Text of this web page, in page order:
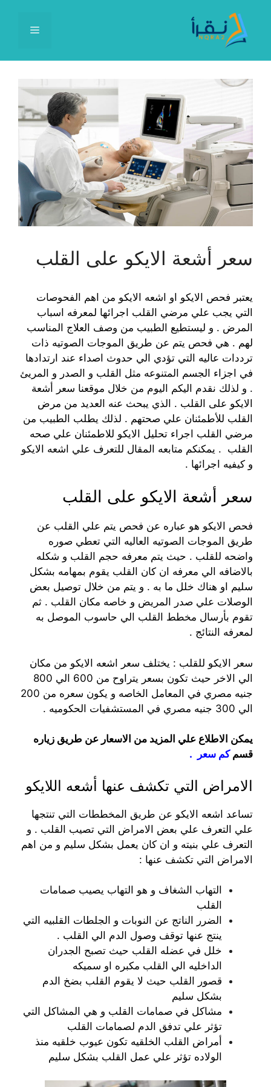
المحتوى
القائمة
سعر أشعة الايكو على القلب
يعتبر فحص الايكو او اشعه الايكو من اهم الفحوصات
التي يجب علي مرضي القلب اجرائها لمعرفه اسباب
المرض . و ليستطيع الطبيب من وصف العلاج المناسب
لهم . هي فحص يتم عن طريق الموجات الصوتيه ذات
ترددات عاليه التي تؤدي الي حدوث اصداء عند ارتدادها
في اجزاء الجسم المتنوعه مثل القلب و الصدر و المريئ
. و لذلك نقدم اليكم اليوم من خلال موقعنا سعر أشعة
الايكو على القلب . الذي يبحث عنه العديد من مرض
القلب للأطمئنان علي صحتهم . لذلك يطلب الطبيب من
مرضي القلب اجراء تحليل الايكو للاطمئنان علي صحه
القلب . يمكنكم متابعه المقال للتعرف علي اشعه الايكو
و كيفيه اجرائها .
سعر أشعة الايكو على القلب
فحص الايكو هو عباره عن فحص يتم علي القلب عن
طريق الموجات الصوتيه العاليه التي تعطي صوره
واضحه للقلب . حيث يتم معرفه حجم القلب و شكله
بالاضافه الي معرفه ان كان القلب يقوم بمهامه بشكل
سليم او هناك خلل ما به . و يتم من خلال توصيل بعض
الوصلات علي صدر المريض و خاصه مكان القلب . ثم
تقوم بأرسال مخطط القلب الي حاسوب الموصل به
لمعرفه النتائج .
سعر الايكو للقلب : يختلف سعر اشعه الايكو من مكان
الي الاخر حيث تكون بسعر يتراوح من 600 الي 800
جنيه مصري في المعامل الخاصه و يكون سعره من 200
الي 300 جنيه مصري في المستشفيات الحكوميه .
يمكن الاطلاع علي المزيد من الاسعار عن طريق زياره
قسمكم سعر .
الامراض التي تكشف عنها أشعه اللايكو
تساعد اشعه الايكو عن طريق المخططات التي تنتجها
علي التعرف علي بعض الامراض التي تصيب القلب . و
التعرف علي بنيته و ان كان يعمل بشكل سليم و من اهم
الامراض التي تكشف عنها :
التهاب الشغاف و هو التهاب يصيب صمامات
القلب
الضرر الناتج عن النوبات و الجلطات القلبيه التي
ينتج عنها توقف وصول الدم الي القلب .
خلل في عضله القلب حيث تصبح الجدران
الداخليه الي القلب مكبره او سميكه
قصور القلب حيث لا يقوم القلب بضخ الدم
بشكل سليم
مشاكل في صمامات القلب و هي المشاكل التي
تؤثر علي تدفق الدم لصمامات القلب
أمراض القلب الخلقيه تكون عيوب خلقيه منذ
الولاده تؤثر علي عمل القلب بشكل سليم